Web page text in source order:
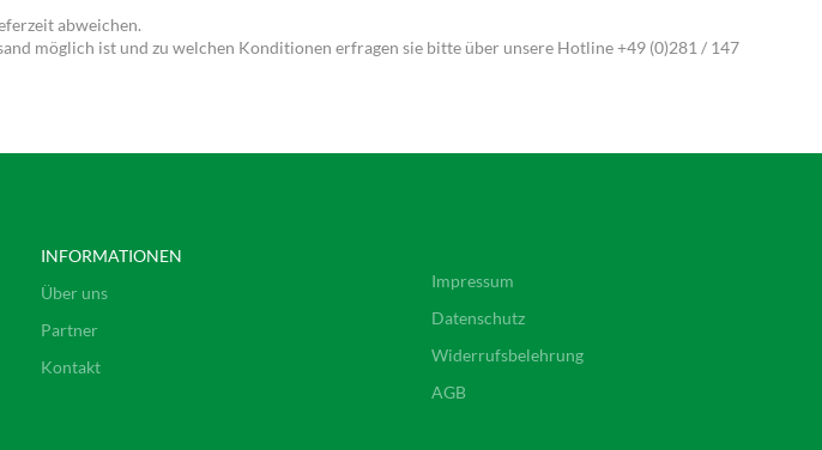
abweichen.
möglich ist und zu welchen Konditionen erfragen sie bitte über unsere Hotline+49 (0)281 / 147
INFORMATIONEN
Über uns
Partner
Kontakt
Impressum
Datenschutz
Widerrufsbelehrung
AGB